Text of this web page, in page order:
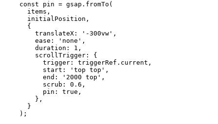
    const pin = gsap.fromTo(
      items,
      initialPosition,
      {
        translateX: '-300vw',
        ease: 'none',
        duration: 1,
        scrollTrigger: {
          trigger: triggerRef.current,
          start: 'top top',
          end: '2000 top',
          scrub: 0.6,
          pin: true,
        },
      }
    );